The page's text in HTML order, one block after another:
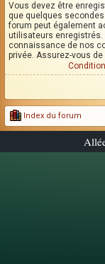
Vous devez être
que quelques
forum peut également
utilisateurs enregistrés.
connaissance de nos
privée. Assurez-vous
Index du forum